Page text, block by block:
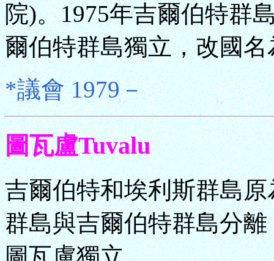
院)。1975年吉爾伯特群
爾伯特群島獨立，改國
*議會 1979－
圖瓦盧Tuvalu
吉爾伯特和埃利斯群島
群島與吉爾伯特群島分
圖瓦盧獨立。